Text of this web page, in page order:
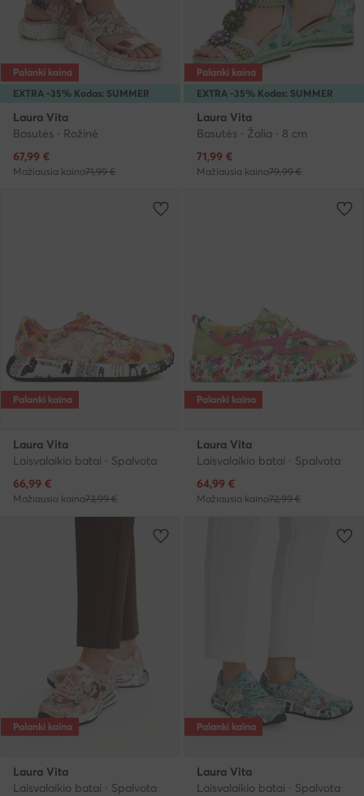
EXTRA -35% Kodas: SUMMER
Palanki kaina
Laura Vita
Basutės · Rožinė
Dabartinė kaina
67,99 €
Mažiausia kaina71,99 €
EXTRA -35% Kodas: SUMMER
Palanki kaina
Laura Vita
Basutės · Žalia · 8 cm
Dabartinė kaina
71,99 €
Mažiausia kaina79,99 €
Palanki kaina
Laura Vita
Laisvalaikio batai · Spalvota
Dabartinė kaina
66,99 €
Mažiausia kaina73,99 €
Palanki kaina
Laura Vita
Laisvalaikio batai · Spalvota
Dabartinė kaina
64,99 €
Mažiausia kaina72,99 €
Palanki kaina
Laura Vita
Laisvalaikio batai · Spalvota
Palanki kaina
Laura Vita
Laisvalaikio batai · Spalvota